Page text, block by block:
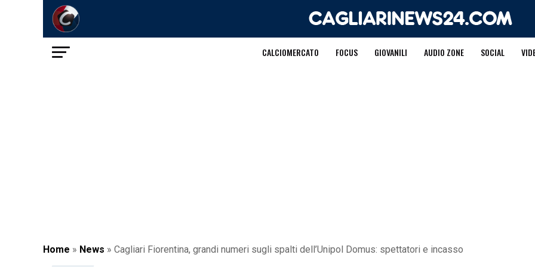
CALCIOMERCATO FOCUS GIOVANILI AUDIO ZONE SOCIAL
Home » News » Cagliari Fiorentina, grandi numeri sugli spalti dell’Unipol Domus: spettatori e incasso